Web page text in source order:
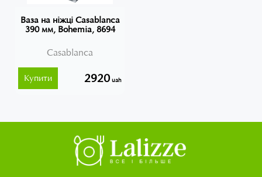
Ваза на ніжці Casablanca
390 мм, Bohemia, 8694
Casablanca
2920 uah
Купити